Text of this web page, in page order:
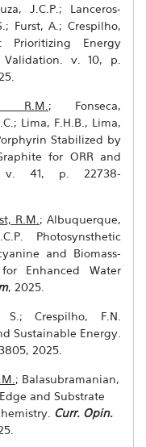
J.C.P.; Lanceros-
Furst, A.; Crespilho,
Prioritizing Energy
v. 10, p.
R.M. ; Fonseca,
Lima, F.H.B., Lima,
Stabilized by
for ORR and
v. 41, p. 22738-
R.M. ; Albuquerque,
Photosynsthetic
and Biomass-
Enhanced Water
, 2025.
S.; Crespilho, F.N.
Sustainable Energy.
2025.
; Balasubramanian,
and Substrate
Curr. Opin.